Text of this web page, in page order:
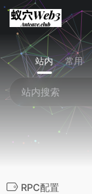
站内 常用
RPC配置